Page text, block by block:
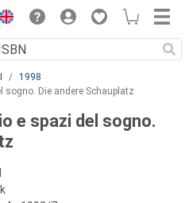
1998
Die andere Schauplatz
e spazi del sogno.